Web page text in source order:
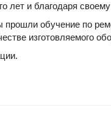
и благодаря
обучение по
изготовляемого